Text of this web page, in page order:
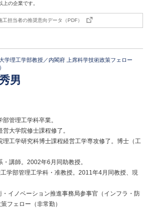
の企業です。
工担当者の推奨意向データ（PDF）
学理工学部教授／内閣府 上席科学技術政策フェロー
男
管理工学科卒業。
大学院修士課程修了。
工学研究科博士課程経営工学専攻修了。博士（工
講師。2002年6月同助教授。
学部管理工学科・准教授。2011年4月同教授、現
イノベーション推進事務局参事官（インフラ・防
フェロー（非常勤）